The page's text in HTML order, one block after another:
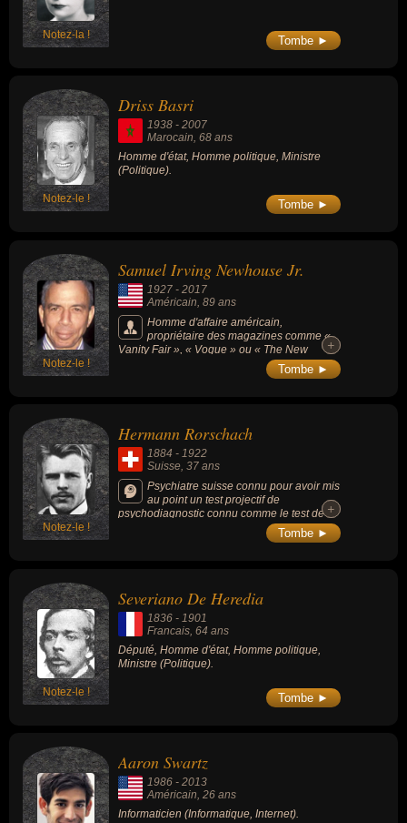
Notez-la ! Tombe ►
Notez-le !
Driss Basri
1938 - 2007
Marocain, 68 ans
Homme d'état, Homme politique, Ministre
(Politique).
Tombe ►
Notez-le !
Samuel Irving Newhouse Jr.
1927 - 2017
Américain , 89 ans
Homme d'affaire américain,
propriétaire des magazines comme «
Vanity Fair », « Vogue » ou « The New
Yorker », copropriétaire du groupe Advance
Publications (fondé en 1922) possédant
également l'une des plus grandes fortunes
américaines.
+
+
Tombe ►
Notez-le !
Hermann Rorschach
1884 - 1922
Suisse, 37 ans
Psychiatre suisse connu pour avoir mis
au point un test projectif de
psychodiagnostic connu comme le test de +
+
Tombe ►
Notez-le !
Severiano De Heredia
1836 - 1901
Francais , 64 ans
Député, Homme d'état, Homme politique,
Ministre (Politique).
Tombe ►
Aaron Swartz
1986 - 2013
Américain, 26 ans
Informaticien (Informatique, Internet).